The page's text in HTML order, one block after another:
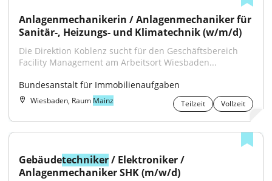
Anlagenmechanikerin / Anlagenmechaniker für
Sanitär-, Heizungs- und Klimatechnik (w/m/d)
Die Direktion Koblenz sucht für den Geschäftsbereich
Facility Management am Arbeitsort Wiesbaden...
Bundesanstalt für Immobilienaufgaben
Wiesbaden, Raum Mainz Teilzeit Vollzeit
Gebäudetechniker / Elektroniker /
Anlagenmechaniker SHK (m/w/d)